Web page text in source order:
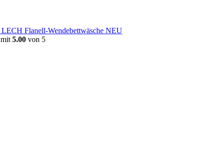
LECH Flanell-Wendebettwäsche NEU
5.00 von 5